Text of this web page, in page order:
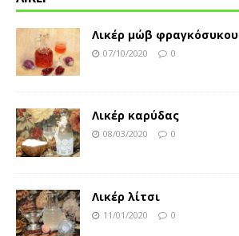
Λικέρ μώβ φραγκόσυκου
07/10/2020 0
Λικέρ καρύδας
08/03/2020 0
Λικέρ λίτσι
11/01/2020 0